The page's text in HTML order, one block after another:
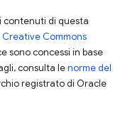
contenuti di questa
Commons
sono concessi in base
consulta lenorme del
registrato di Oracle